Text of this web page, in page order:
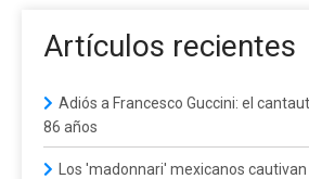
Artículos recientes
Adiós a Francesco Guccini: el
86 años
Los 'madonnari' mexicanos cautivan